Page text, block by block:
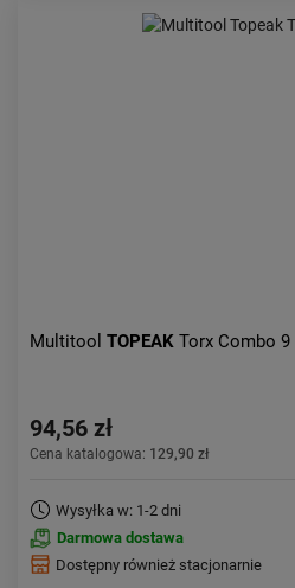
Multitool TOPEAK Torx Combo 9
94,56 zł
Cena katalogowa: 129,90 zł
Wysyłka w: 1-2 dni
Darmowa dostawa
Dostępny również stacjonarnie